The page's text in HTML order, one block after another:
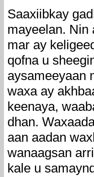
Saaxiibkay
mayeelan. Nin
mar ay
qofna u
aysameeyaan
waxa ay
keenaya,
dhan.
aan aadan
wanaagsan
kale u